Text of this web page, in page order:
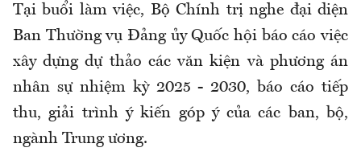
Tại buổi làm việc, Bộ Chính trị nghe đại diện
Ban Thường vụ Đảng ủy Quốc hội báo cáo việc
xây dựng dự thảo các văn kiện và phương án
nhân sự nhiệm kỳ 2025 - 2030, báo cáo tiếp
thu, giải trình ý kiến góp ý của các ban, bộ,
ngành Trung ương.